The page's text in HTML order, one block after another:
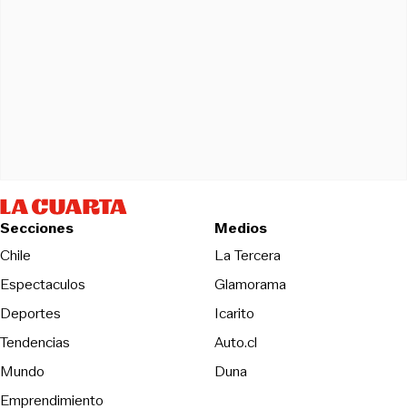
Secciones
Chile
Espectaculos
Deportes
Tendencias
Mundo
Emprendimiento
Medios
La TerceraOpens in new
Glamorama
Icarito
Auto.cl
DunaOpens in new window